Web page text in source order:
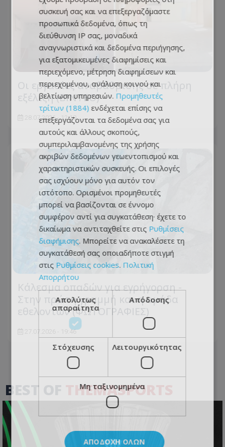
Οι εργασίες αναβάθμισης σε πλήρη
εξέλιξη (BINTEO)
28.07.2026 - 12:19
Κάλεσμα οπαδών για εγρήγορση -
Στην πρώτη γραμμή και η ομάδα
εθελοντών (ΦΩΤΟΓΡΑΦΙΕΣ)
27.07.2026 - 19:46
BEST OF THEMASPORTS
συσκευή σας και να επεξεργαζόμαστε
προσωπικά δεδομένα, όπως τη
διεύθυνση IP σας, μοναδικά
αναγνωριστικά και δεδομένα περιήγησης,
για εξατομικευμένες διαφημίσεις και
περιεχόμενο, μέτρηση διαφημίσεων και
περιεχομένου, ανάλυση κοινού και
βελτίωση υπηρεσιών. Προμηθευτές
τρίτων (1884) ενδέχεται επίσης να
επεξεργάζονται τα δεδομένα σας για
αυτούς και άλλους σκοπούς,
συμπεριλαμβανομένης της χρήσης
ακριβών δεδομένων γεωεντοπισμού και
χαρακτηριστικών συσκευής. Οι επιλογές
σας ισχύουν μόνο για αυτόν τον
ιστότοπο. Ορισμένοι προμηθευτές
μπορεί να βασίζονται σε έννομο
συμφέρον αντί για συγκατάθεση· έχετε το
δικαίωμα να αντιταχθείτε στις Ρυθμίσεις
διαφήμισης. Μπορείτε να ανακαλέσετε τη
συγκατάθεσή σας οποιαδήποτε στιγμή
στις Ρυθμίσεις cookies. Πολιτική
Απορρήτου
Απολύτως
απαραίτητα
Απόδοσης
Στόχευσης Λειτουργικότητας
Μη ταξινομημένα
ΑΠΟΔΟΧΉ ΌΛΩΝ